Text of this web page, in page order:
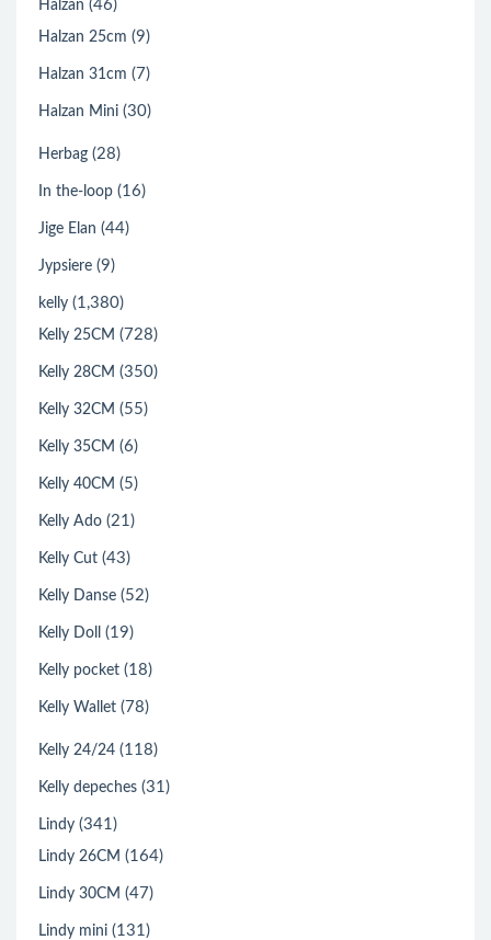
Halzan (46)
Halzan 25cm (9)
Halzan 31cm (7)
Halzan Mini (30)
Herbag (28)
In the-loop (16)
Jige Elan (44)
Jypsiere (9)
kelly (1,380)
Kelly 25CM (728)
Kelly 28CM (350)
Kelly 32CM (55)
Kelly 35CM (6)
Kelly 40CM (5)
Kelly Ado (21)
Kelly Cut (43)
Kelly Danse (52)
Kelly Doll (19)
Kelly pocket (18)
Kelly Wallet (78)
Kelly 24/24 (118)
Kelly depeches (31)
Lindy (341)
Lindy 26CM (164)
Lindy 30CM (47)
Lindy mini (131)